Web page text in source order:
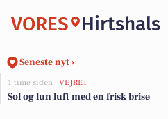
VORES Hirtshals
Seneste nyt ›
1 time siden | VEJRET
Sol og lun luft med en frisk brise